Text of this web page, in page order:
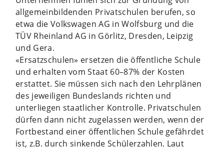
allgemeinbildenden Privatschulen berufen, so
etwa die Volkswagen AG in Wolfsburg und die
TÜV Rheinland AG in Görlitz, Dresden, Leipzig
und Gera.
«Ersatzschulen» ersetzen die öffentliche Schule
und erhalten vom Staat 60–87% der Kosten
erstattet. Sie müssen sich nach den Lehrplänen
des jeweiligen Bundeslands richten und
unterliegen staatlicher Kontrolle. Privatschulen
dürfen dann nicht zugelassen werden, wenn der
Fortbestand einer öffentlichen Schule gefährdet
ist, z.B. durch sinkende Schülerzahlen. Laut